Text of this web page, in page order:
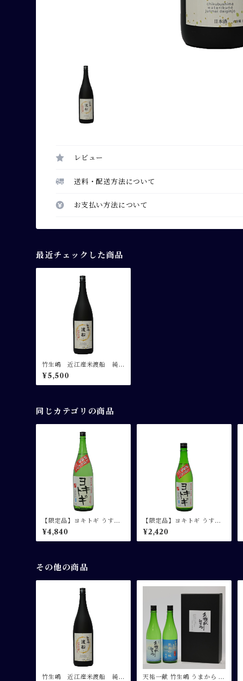
レビュー
送料・配送方法について
お支払い方法について
最近チェックした商品
竹生嶋 近江産米渡船 純
米大吟醸 1.8L
¥5,500
同じカテゴリの商品
【限定品】ヨキトギ うすに
ごり純米吟醸生原酒 1.8L
¥4,840
【限定品】ヨキトギ うすに
ごり純米吟醸生原酒 720ml
¥2,420
その他の商品
竹生嶋 近江産米渡船 純
天祐一献 竹生嶋 うまから 7